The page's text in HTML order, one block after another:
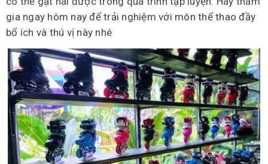
gia ngay hôm nay để trải nghiệm với môn thể thao đầy
bổ ích và thú vị này nhé